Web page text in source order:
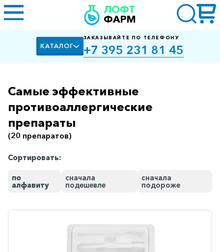
ЛОФТ
ФАРМ
КАТАЛОГ
ЗАКАЗЫВАЙТЕ ПО ТЕЛЕФОНУ
+7 395 231 81 45
Алкоголизм,
курение
Альцгеймера
болезнь
Биологически
Ветеринарные
Самые эффективные
противоаллергические
препараты
(20 препаратов)
Сортировать:
по
алфавиту
сначала
подешевле
сначала
подороже